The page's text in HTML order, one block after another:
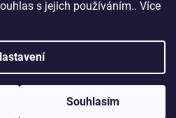
s jejich používáním.. Více
Souhlasím
. Všechna práva vyhrazena.Upravit